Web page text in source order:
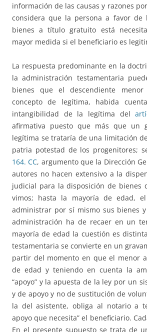
información de las causas y razones
considera que la persona a favor de
bienes a título gratuito está
mayor medida si el beneficiario es
La respuesta predominante en la
la administración testamentaria
bienes que el descendiente
concepto de legítima, habida
intangibilidad de la legítima del
afirmativa puesto que más que un
legítima se trataría de una limitación
patria potestad de los progenitores;
164. CC, argumento que la Dirección
autores no hacen extensivo a la
judicial para la disposición de bienes
vimos; hasta la mayoría de edad,
administrar por sí mismo sus bienes
administración ha de recaer en un
mayoría de edad la cuestión es
testamentaria se convierte en un
partir del momento en que el menor
de edad y teniendo en cuenta la
“apoyo” y la apuesta de la ley por un
y de apoyo y no de sustitución de
la del asistente, obliga al notario a
apoyo que necesita” el beneficiario.
En el presente supuesto se trata de